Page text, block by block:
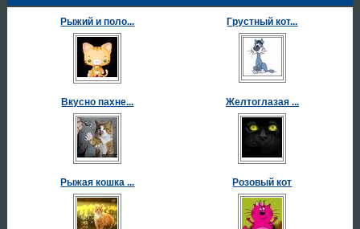
Рыжий и поло... Грустный кот...
Вкусно пахне... Желтоглазая ...
Рыжая кошка ... Розовый кот